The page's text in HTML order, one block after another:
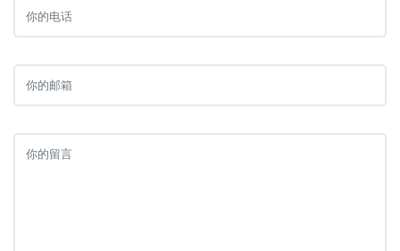
电
邮
内